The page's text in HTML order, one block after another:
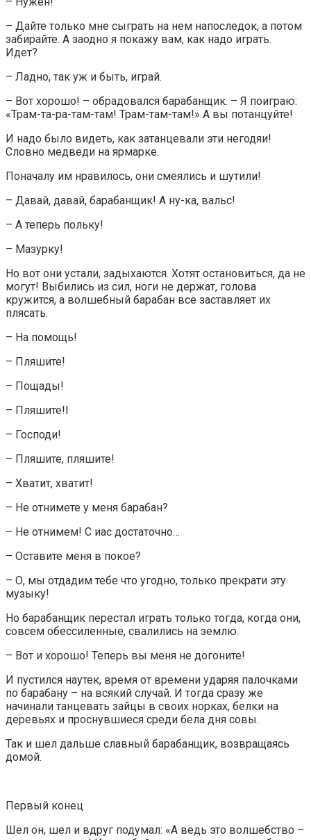
– Дайте только мне сыграть на нем напоследок, а потом
забирайте. А заодно я покажу вам, как надо играть.
Идет?
– Ладно, так уж и быть, играй.
– Вот хорошо! – обрадовался барабанщик. – Я поиграю:
«Трам-та-ра-там-там! Трам-там-там!» А вы потанцуйте!
И надо было видеть, как затанцевали эти негодяи!
Словно медведи на ярмарке.
Поначалу им нравилось, они смеялись и шутили!
– Давай, давай, барабанщик! А ну-ка, вальс!
– А теперь польку!
– Мазурку!
Но вот они устали, задыхаются. Хотят остановиться, да не
могут! Выбились из сил, ноги не держат, голова
кружится, а волшебный барабан все заставляет их
плясать.
– На помощь!
– Пляшите!
– Пощады!
– Пляшите!I
– Господи!
– Пляшите, пляшите!
– Хватит, хватит!
– Не отнимете у меня барабан?
– Не отнимем! С иас достаточно…
– Оставите меня в покое?
– О, мы отдадим тебе что угодно, только прекрати эту
музыку!
Но барабанщик перестал играть только тогда, когда они,
совсем обессиленные, свалились на землю.
– Вот и хорошо! Теперь вы меня не догоните!
И пустился наутек, время от времени ударяя палочками
по барабану – на всякий случай. И тогда сразу же
начинали танцевать зайцы в своих норках, белки на
деревьях и проснувшиеся среди бела дня совы.
Так и шел дальше славный барабанщик, возвращаясь
домой.
Первый конец
Шел он, шел и вдруг подумал: «А ведь это волшебство –